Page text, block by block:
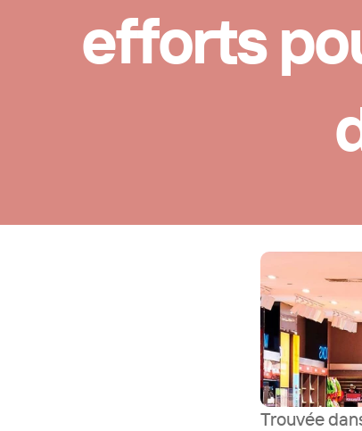
efforts
Trouvée